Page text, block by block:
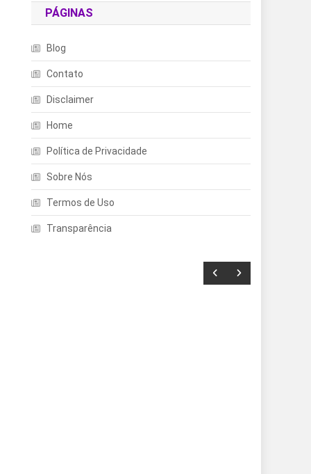
PÁGINAS
Blog
Contato
Disclaimer
Home
Política de Privacidade
Sobre Nós
Termos de Uso
Transparência